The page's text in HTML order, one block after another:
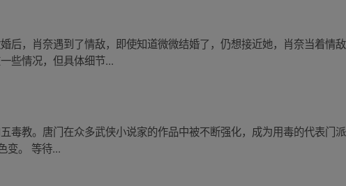
后，肖奈遇到了情敌，即使知道微微结婚了，仍想接近她，肖奈当着情
些情况，但具体细节...
毒教。唐门在众多武侠小说家的作品中被不断强化，成为用毒的代表门
变。 等待...